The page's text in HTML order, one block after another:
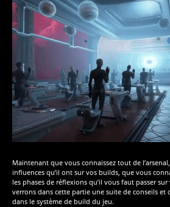
Maintenant que vous connaissez tout de
influences qu’il ont sur vos builds, que vous
les phases de réflexions qu’il vous faut passer
verrons dans cette partie une suite de conseils et
dans le système de build du jeu.